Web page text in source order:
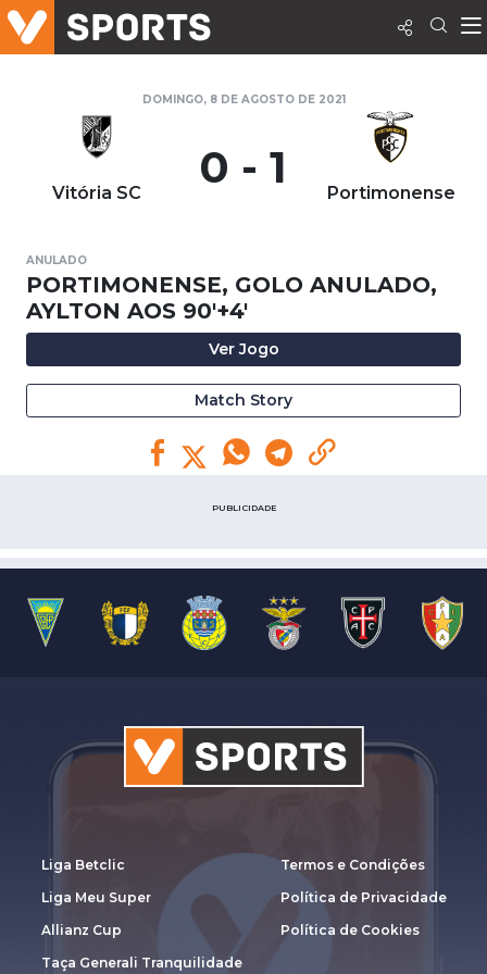
DOMINGO, 8 DE AGOSTO DE 2021
Vitória SC 0 - 1 Portimonense
ANULADO
PORTIMONENSE, GOLO ANULADO,
AYLTON AOS 90'+4'
Ver Jogo
Match Story
PUBLICIDADE
Liga Betclic
Liga Meu Super
Allianz Cup
Taça Generali Tranquilidade
Termos e Condições
Política de Privacidade
Política de Cookies